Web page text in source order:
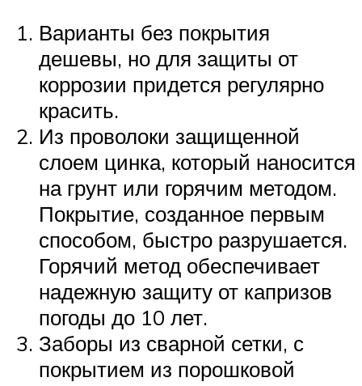
Варианты без покрытия
дешевы, но для защиты от
коррозии придется регулярно
красить.
Из проволоки защищенной
слоем цинка, который наносится
на грунт или горячим методом.
Покрытие, созданное первым
способом, быстро разрушается.
Горячий метод обеспечивает
надежную защиту от капризов
погоды до 10 лет.
Заборы из сварной сетки, с
покрытием из порошковой